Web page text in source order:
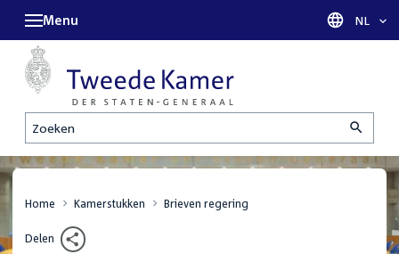
Zoeken
Menu Taal
NL
Home Kamerstukken Brieven regering
Delen